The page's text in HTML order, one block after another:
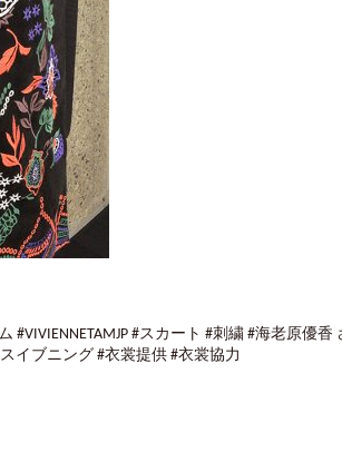
#VIVIENNETAMJP #スカート #刺繍 #海老原優
イブニング #衣裳提供 #衣裳協力